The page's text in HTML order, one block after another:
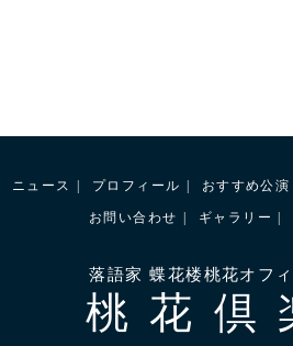
ニュース プロフィール おすすめ公演
お問い合わせ ギャラリー
落語家 蝶花楼桃花オフ
桃花倶